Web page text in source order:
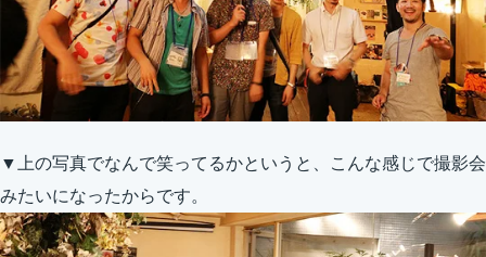
▼上の写真でなんで笑ってるかというと、こんな感じで撮影会
みたいになったからです。